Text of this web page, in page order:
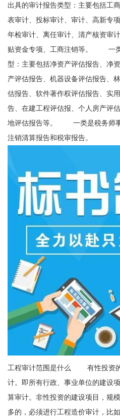
出具的审计报告类型：主要包括工
表审计、投标审计、审计、高新专
年检审计、离任审计、清产核资审
贴资金专项、工商注销等。 一类
型：主要包括净资产评估报告、净
产评估报告、机器设备评估报告、
估报告、软件著作权评估报告、实
告、在建工程评估报、个人房产评
地评估报告等。 一类是税务师事
注销清算报告和税审报告。
工程审计范围是什么 有性投资的
计。即所有行政、事业单位的建设
算审计。非性投资的建设项目，规
多的，必须进行工程造价审计，比